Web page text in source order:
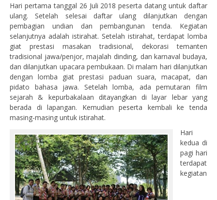
Hari pertama tanggal 26 Juli 2018 peserta datang untuk daftar
ulang. Setelah selesai daftar ulang dilanjutkan dengan
pembagian undian dan pembangunan tenda. Kegiatan
selanjutnya adalah istirahat. Setelah istirahat, terdapat lomba
giat prestasi masakan tradisional, dekorasi temanten
tradisional jawa/penjor, majalah dinding, dan karnaval budaya,
dan dilanjutkan upacara pembukaan. Di malam hari dilanjutkan
dengan lomba giat prestasi paduan suara, macapat, dan
pidato bahasa jawa. Setelah lomba, ada pemutaran film
sejarah & kepurbakalaan ditayangkan di layar lebar yang
berada di lapangan. Kemudian peserta kembali ke tenda
masing-masing untuk istirahat.
Hari
kedua di
pagi hari
terdapat
kegiatan